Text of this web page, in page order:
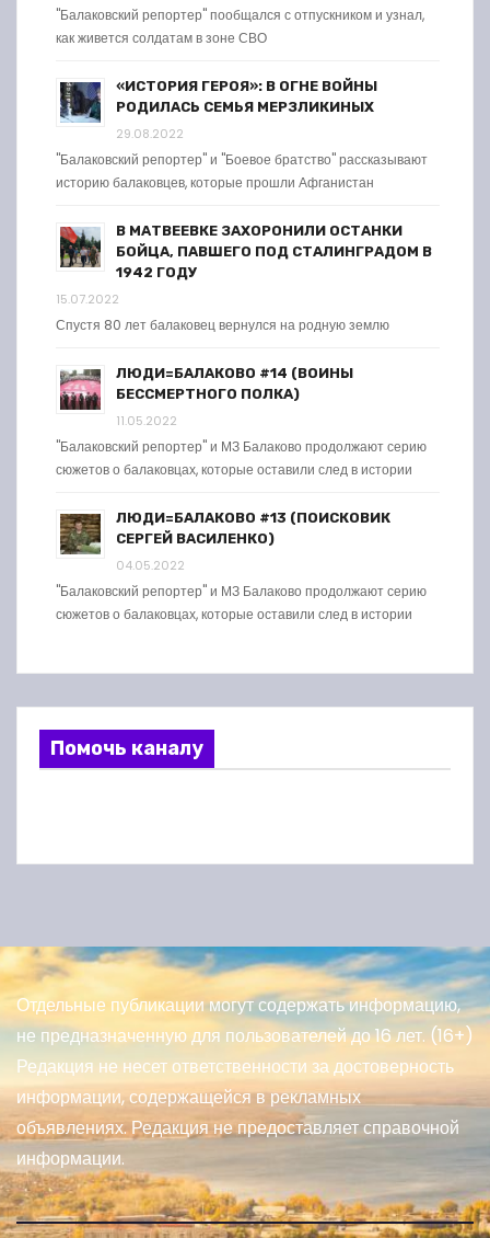
"Балаковский репортер" пообщался с отпускником и узнал,
как живется солдатам в зоне СВО
«ИСТОРИЯ ГЕРОЯ»: В ОГНЕ ВОЙНЫ
РОДИЛАСЬ СЕМЬЯ МЕРЗЛИКИНЫХ
29.08.2022
"Балаковский репортер" и "Боевое братство" рассказывают
историю балаковцев, которые прошли Афганистан
В МАТВЕЕВКЕ ЗАХОРОНИЛИ ОСТАНКИ
БОЙЦА, ПАВШЕГО ПОД СТАЛИНГРАДОМ В
1942 ГОДУ
15.07.2022
Спустя 80 лет балаковец вернулся на родную землю
ЛЮДИ=БАЛАКОВО #14 (ВОИНЫ
БЕССМЕРТНОГО ПОЛКА)
11.05.2022
"Балаковский репортер" и МЗ Балаково продолжают серию
сюжетов о балаковцах, которые оставили след в истории
ЛЮДИ=БАЛАКОВО #13 (ПОИСКОВИК
СЕРГЕЙ ВАСИЛЕНКО)
04.05.2022
"Балаковский репортер" и МЗ Балаково продолжают серию
сюжетов о балаковцах, которые оставили след в истории
Помочь каналу
Отдельные публикации могут содержать информацию,
не предназначенную для пользователей до 16 лет. (16+)
Редакция не несет ответственности за достоверность
информации, содержащейся в рекламных
объявлениях. Редакция не предоставляет справочной
информации.